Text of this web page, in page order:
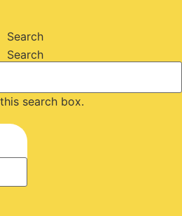
Search
Search
search box.